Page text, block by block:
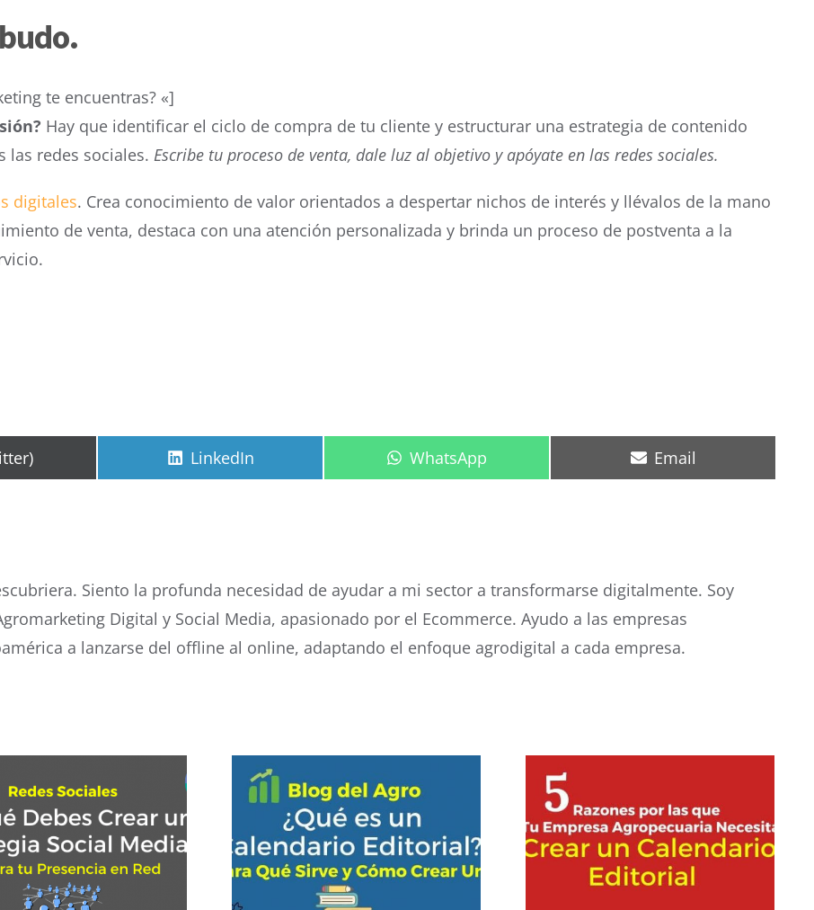
te encuentras? «]
Hay que identificar el ciclo de compra de tu cliente y estructurar una estrategia de contenido
las redes sociales. Escribe tu proceso de venta, dale luz al objetivo y apóyate en las redes sociales.
digitales. Crea conocimiento de valor orientados a despertar nichos de interés y llévalos de la mano
de venta, destaca con una atención personalizada y brinda un proceso de postventa a la
Compartir
en
LinkedIn
Compartir
en
WhatsApp
Compartir
en
Email
Siento la profunda necesidad de ayudar a mi sector a transformarse digitalmente. Soy
Digital y Social Media, apasionado por el Ecommerce. Ayudo a las empresas
a lanzarse del offline al online, adaptando el enfoque agrodigital a cada empresa.